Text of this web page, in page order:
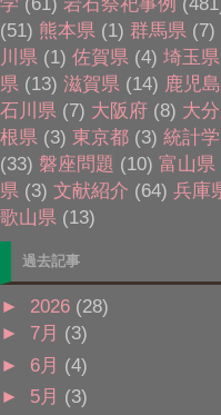
(51) 熊本県 (1) 群馬県 (7)
川県 (1) 佐賀県 (4) 埼玉県
県 (13) 滋賀県 (14) 鹿児
石川県 (7) 大阪府 (8) 大
根県 (3) 東京都 (3) 統計学
(33) 磐座問題 (10) 富山県
県 (3) 文献紹介 (64) 兵庫
歌山県 (13)
過去記事
► 2026 (28)
► 7月 (3)
► 6月 (4)
► 5月 (3)